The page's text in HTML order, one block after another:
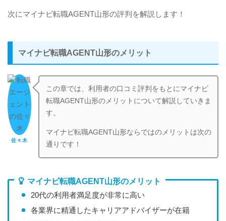
次にマイナビ転職AGENT山形の評判を解説します！
マイナビ転職AGENT山形のメリット
佐々木
この章では、利用者の口コミ評判をもとにマイナビ
転職AGENT山形のメリットについて解説していきま
す。
マイナビ転職AGENT山形ならではのメリットは次の
通りです！
マイナビ転職AGENT山形のメリット
20代の利用者満足度が非常に高い
各業界に精通したキャリアアドバイザーが在籍